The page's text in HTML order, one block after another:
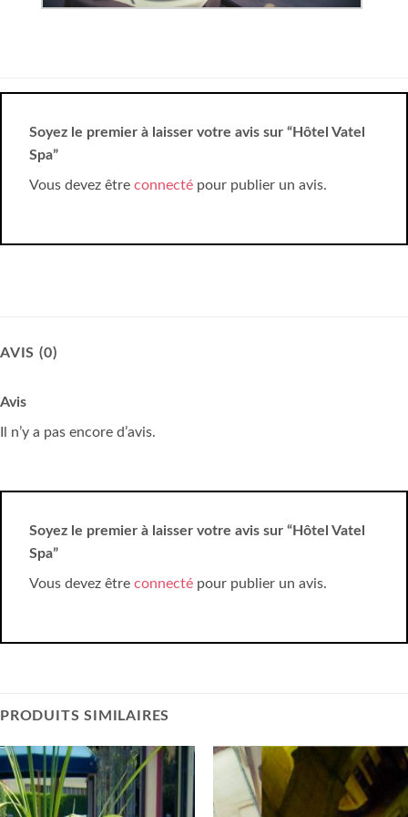
Soyez le premier à laisser votre avis sur “Hôtel Vatel
Spa”
Vous devez être connecté pour publier un avis.
AVIS (0)
Avis
Il n’y a pas encore d’avis.
Soyez le premier à laisser votre avis sur “Hôtel Vatel
Spa”
Vous devez être connecté pour publier un avis.
PRODUITS SIMILAIRES